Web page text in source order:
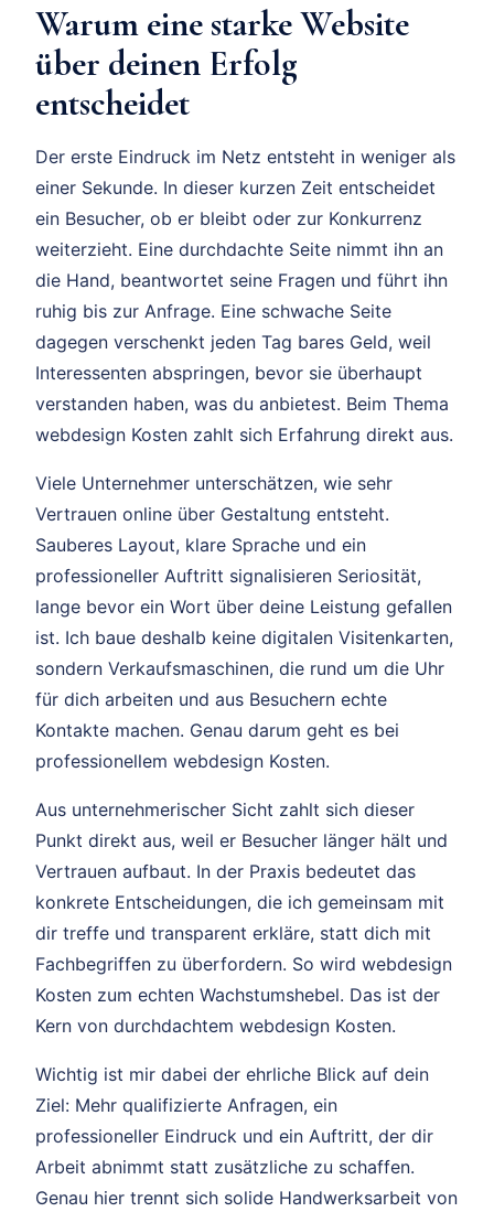
Warum eine starke Website
über deinen Erfolg
entscheidet
Der erste Eindruck im Netz entsteht in weniger als
einer Sekunde. In dieser kurzen Zeit entscheidet
ein Besucher, ob er bleibt oder zur Konkurrenz
weiterzieht. Eine durchdachte Seite nimmt ihn an
die Hand, beantwortet seine Fragen und führt ihn
ruhig bis zur Anfrage. Eine schwache Seite
dagegen verschenkt jeden Tag bares Geld, weil
Interessenten abspringen, bevor sie überhaupt
verstanden haben, was du anbietest. Beim Thema
webdesign Kosten zahlt sich Erfahrung direkt aus.
Viele Unternehmer unterschätzen, wie sehr
Vertrauen online über Gestaltung entsteht.
Sauberes Layout, klare Sprache und ein
professioneller Auftritt signalisieren Seriosität,
lange bevor ein Wort über deine Leistung gefallen
ist. Ich baue deshalb keine digitalen Visitenkarten,
sondern Verkaufsmaschinen, die rund um die Uhr
für dich arbeiten und aus Besuchern echte
Kontakte machen. Genau darum geht es bei
professionellem webdesign Kosten.
Aus unternehmerischer Sicht zahlt sich dieser
Punkt direkt aus, weil er Besucher länger hält und
Vertrauen aufbaut. In der Praxis bedeutet das
konkrete Entscheidungen, die ich gemeinsam mit
dir treffe und transparent erkläre, statt dich mit
Fachbegriffen zu überfordern. So wird webdesign
Kosten zum echten Wachstumshebel. Das ist der
Kern von durchdachtem webdesign Kosten.
Wichtig ist mir dabei der ehrliche Blick auf dein
Ziel: Mehr qualifizierte Anfragen, ein
professioneller Eindruck und ein Auftritt, der dir
Arbeit abnimmt statt zusätzliche zu schaffen.
Genau hier trennt sich solide Handwerksarbeit von